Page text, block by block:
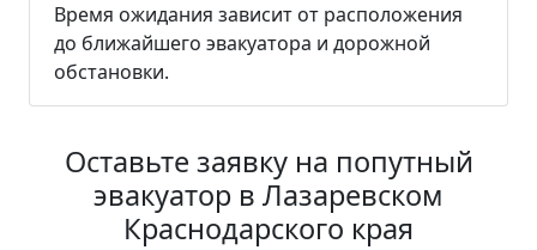
Время ожидания зависит от расположения
до ближайшего эвакуатора и дорожной
обстановки.
Оставьте заявку на попутный
эвакуатор в Лазаревском
Краснодарского края